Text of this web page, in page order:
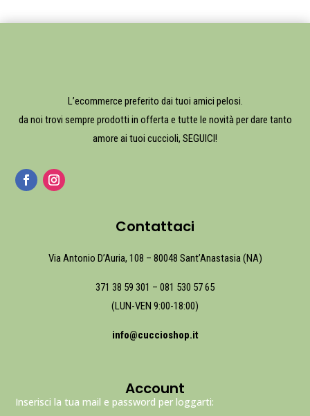
L’ecommerce preferito dai tuoi amici pelosi.
da noi trovi sempre prodotti in offerta e tutte le novità per dare tanto
amore ai tuoi cuccioli, SEGUICI!
Contattaci
Via Antonio D’Auria, 108 – 80048 Sant’Anastasia (NA)
371 38 59 301 – 081 530 57 65
(LUN-VEN 9:00-18:00)
info@cuccioshop.it
Account
Inserisci la tua mail e password per loggarti: